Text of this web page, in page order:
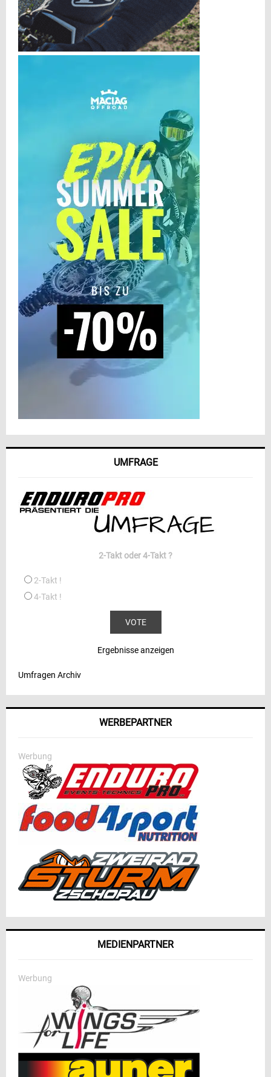
UMFRAGE
2-Takt oder 4-Takt ?
2-Takt !
4-Takt !
Ergebnisse anzeigen
Umfragen Archiv
WERBEPARTNER
Werbung
MEDIENPARTNER
Werbung